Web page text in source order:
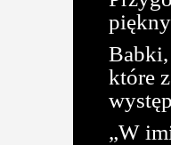
Babki,
które
„W